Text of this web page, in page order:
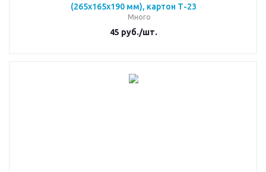
(265x165x190 мм), картон Т-23
Много
45 руб./шт.